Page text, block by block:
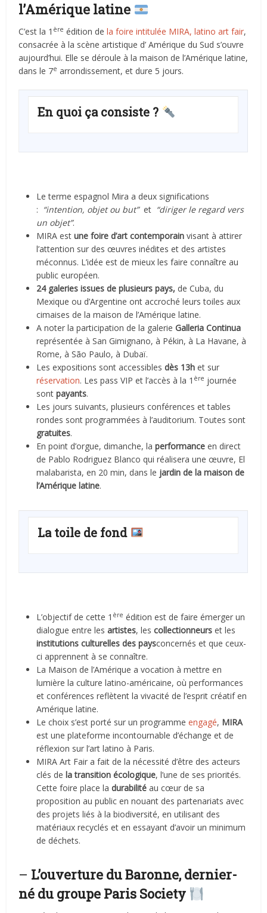
l’Amérique latine
C’est la 1 ère édition dela foire intitulée MIRA, latino art fair,
consacrée à la scène artistique d’ Amérique du Sud s’ouvre
aujourd’hui. Elle se déroule à la maison de l’Amérique latine,
dans le 7e arrondissement, et dure 5 jours.
En quoi ça consiste ?
Le terme espagnol Mira a deux significations
: “intention, objet ou but”et “diriger le regard vers
un objet”.
MIRA estune foire d’art contemporain visant à attirer
l’attention sur des œuvres inédites et des artistes
méconnus. L’idée est de mieux les faire connaître au
public européen.
24 galeries issues de plusieurs pays, de Cuba, du
Mexique ou d’Argentine ont accroché leurs toiles aux
cimaises de la maison de l’Amérique latine.
A noter la participation de la galerieGalleria Continua
représentée à San Gimignano, à Pékin, à La Havane, à
Rome, à São Paulo, à Dubaï.
Les expositions sont accessiblesdès 13h et sur
réservation. Les pass VIP et l’accès à la 1 ère journée
sontpayants.
Les jours suivants, plusieurs conférences et tables
rondes sont programmées à l’auditorium. Toutes sont
gratuites.
En point d’orgue, dimanche, laperformance en direct
de Pablo Rodriguez Blanco qui réalisera une œuvre, El
malabarista, en 20 min, dans le jardin de la maison de
l’Amérique latine.
La toile de fond
L’objectif de cette 1 ère édition est de faire émerger un
dialogue entre lesartistes, lescollectionneurs et les
institutions culturelles des paysconcernés et que ceux-
ci apprennent à se connaître.
La Maison de l’Amérique a vocation à mettre en
lumière la culture latino-américaine, où performances
et conférences reflètent la vivacité de l’esprit créatif en
Amérique latine.
Le choix s’est porté sur un programmeengagé, MIRA
est une plateforme incontournable d’échange et de
réflexion sur l’art latino à Paris.
MIRA Art Fair a fait de la nécessité d’être des acteurs
clés de la transition écologique, l’une de ses priorités.
Cette foire place ladurabilité au cœur de sa
proposition au public en nouant des partenariats avec
des projets liés à la biodiversité, en utilisant des
matériaux recyclés et en essayant d’avoir un minimum
de déchets.
– L’ouverture du Baronne, dernier-
né du groupe Paris Society